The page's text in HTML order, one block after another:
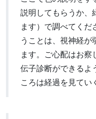
説明してもらうか、
ます）で調べてく
うことは、視神経
ます。ご心配はお
伝子診断ができるよ
ころは経過を見てい